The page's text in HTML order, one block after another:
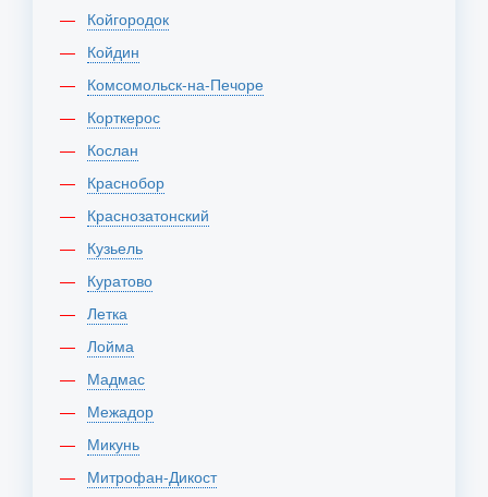
Койгородок
Койдин
Комсомольск-на-Печоре
Корткерос
Кослан
Краснобор
Краснозатонский
Кузьель
Куратово
Летка
Лойма
Мадмас
Межадор
Микунь
Митрофан-Дикост